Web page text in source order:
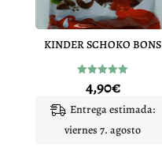
KINDER SCHOKO BONS
Valorado
con
de 5
4,90€
Entrega estimada:
viernes 7. agosto